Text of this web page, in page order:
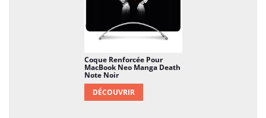
Coque Renforcée Pour
MacBook Neo Manga Death
Note Noir
DÉCOUVRIR